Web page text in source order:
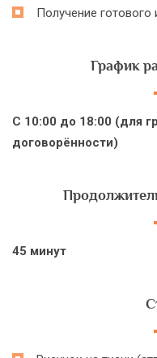
Получение
График
С 10:00 до 18:00 (для
договорённости)
45 минут